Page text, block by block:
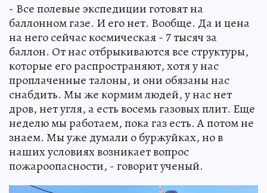
- Все полевые экспедиции готовят на
баллонном газе. И его нет. Вообще. Да и цена
на него сейчас космическая - 7 тысяч за
баллон. От нас отбрыкиваются все структуры,
которые его распространяют, хотя у нас
проплаченные талоны, и они обязаны нас
снабдить. Мы же кормим людей, у нас нет
дров, нет угля, а есть восемь газовых плит. Еще
неделю мы работаем, пока газ есть. А потом не
знаем. Мы уже думали о буржуйках, но в
наших условиях возникает вопрос
пожароопасности, - говорит ученый.